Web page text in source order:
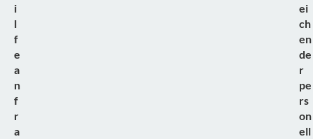
i
l
f
e
a
n
f
r
a
ei
ch
en
de
r
pe
rs
on
ell